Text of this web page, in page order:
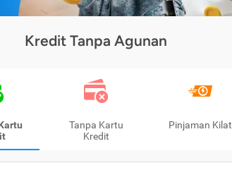
Kredit Tanpa Agunan
Tanpa Kartu
Kredit
Pinjaman Kilat